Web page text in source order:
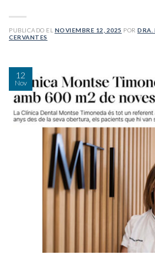
PUBLICADO EL NOVIEMBRE 12, 2025 PORDRA.
CERVANTES
12
Nov